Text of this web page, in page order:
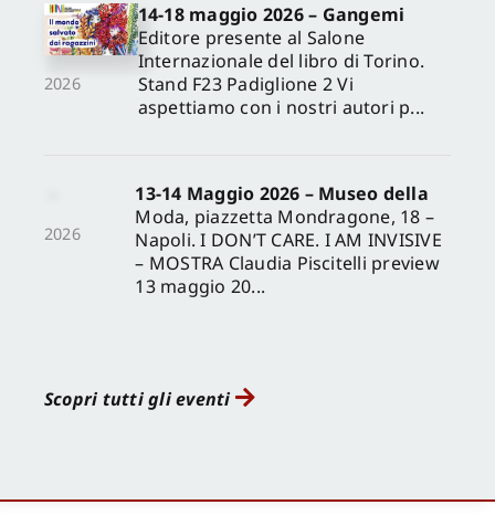
2026
14-18 maggio 2026 – Gangemi
Editore presente al Salone
Internazionale del libro di Torino.
Stand F23 Padiglione 2 Vi
aspettiamo con i nostri autori p...
2026
13-14 Maggio 2026 – Museo della
Moda, piazzetta Mondragone, 18 –
Napoli. I DON’T CARE. I AM INVISIVE
– MOSTRA Claudia Piscitelli preview
13 maggio 20...
Scopri tutti gli eventi